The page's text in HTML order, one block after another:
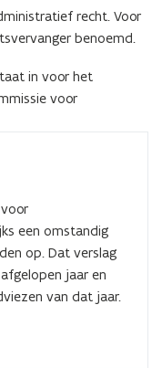
recht. Voor
benoemd.
in voor het
voor
een omstandig
op. Dat verslag
jaar en
van dat jaar.